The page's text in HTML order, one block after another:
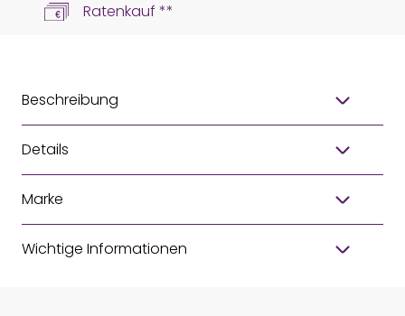
Ratenkauf **
Beschreibung
Details
Marke
Wichtige Informationen